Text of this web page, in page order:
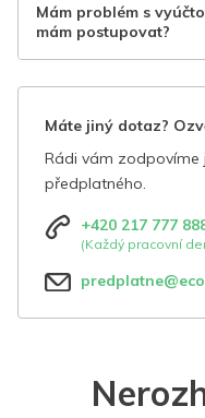
Mám problém s
mám postupovat?
Máte jiný dotaz?
Rádi vám zodpovíme
předplatného.
+420 217 777
(Každý pracovní